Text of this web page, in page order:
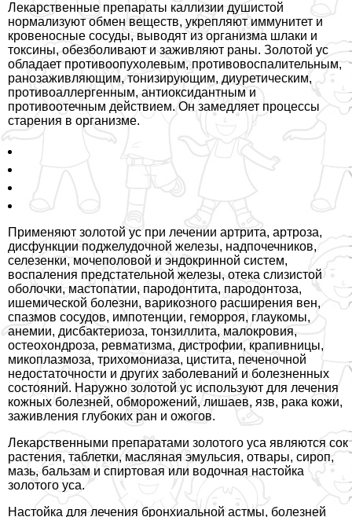
Лекарственные препараты каллизии душистой
нормализуют обмен веществ, укрепляют иммунитет и
кровеносные сосуды, выводят из организма шлаки и
токсины, обезболивают и заживляют раны. Золотой ус
обладает противоопухолевым, противовоспалительным,
ранозаживляющим, тонизирующим, диуретическим,
противоаллергенным, антиоксидантным и
противоотечным действием. Он замедляет процессы
старения в организме.
Применяют золотой ус при лечении артрита, артроза,
дисфункции поджелудочной железы, надпочечников,
селезенки, мочепoлoвoй и эндокринной систем,
воспаления предстательной железы, отека слизистой
оболочки, мастопатии, пародонтита, пародонтоза,
ишемической болезни, варикозного расширения вен,
спазмов сосудов, импотенции, геморроя, глаукомы,
анемии, дисбактериоза, тонзиллита, малокровия,
остеохондроза, ревматизма, дистрофии, крапивницы,
микоплазмоза, трихомониаза, цистита, печеночной
недостаточности и других заболеваний и болезненных
состояний. Наружно золотой ус используют для лечения
кожных болезней, обморожений, лишаев, язв, paка кожи,
заживления глубоких ран и ожогов.
Лекарственными препаратами золотого уса являются сок
растения, таблетки, масляная эмульсия, отвары, сироп,
мазь, бальзам и спиртовая или водочная настойка
золотого уса.
Настойка для лечения бронхиальной астмы, болезней